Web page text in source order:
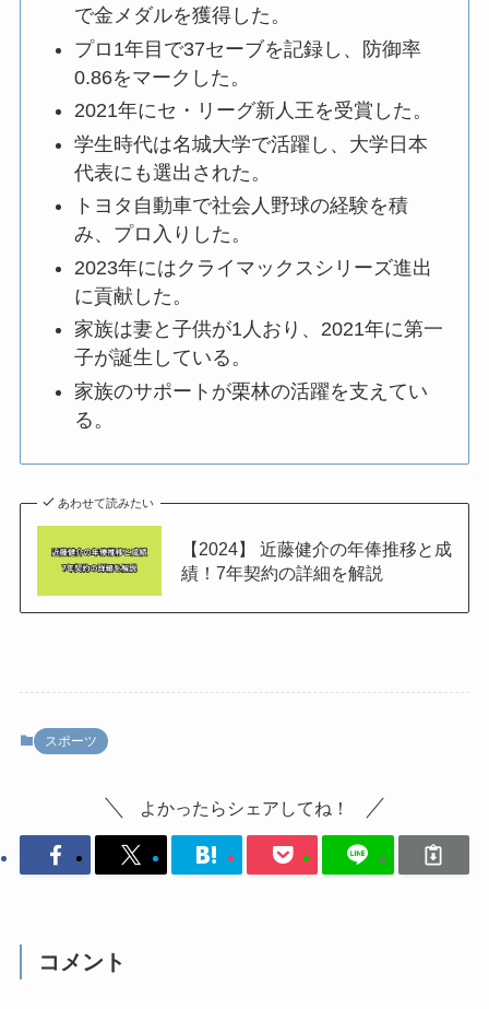
で金メダルを獲得した。
プロ1年目で37セーブを記録し、防御率
0.86をマークした。
2021年にセ・リーグ新人王を受賞した。
学生時代は名城大学で活躍し、大学日本
代表にも選出された。
トヨタ自動車で社会人野球の経験を積
み、プロ入りした。
2023年にはクライマックスシリーズ進出
に貢献した。
家族は妻と子供が1人おり、2021年に第一
子が誕生している。
家族のサポートが栗林の活躍を支えてい
る。
あわせて読みたい
【2024】 近藤健介の年俸推移と成
績！7年契約の詳細を解説
スポーツ
よかったらシェアしてね！
コメント